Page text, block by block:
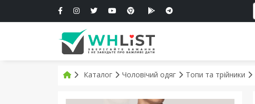
Каталог Чоловічий одяг Топи та трійники